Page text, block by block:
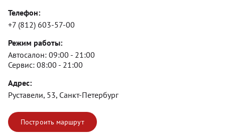
Телефон:
+7 (812) 603-57-00
Режим работы:
Автосалон: 09:00 - 21:00
Сервис: 08:00 - 21:00
Адрес:
Руставели, 53, Санкт-Петербург
Построить маршрут